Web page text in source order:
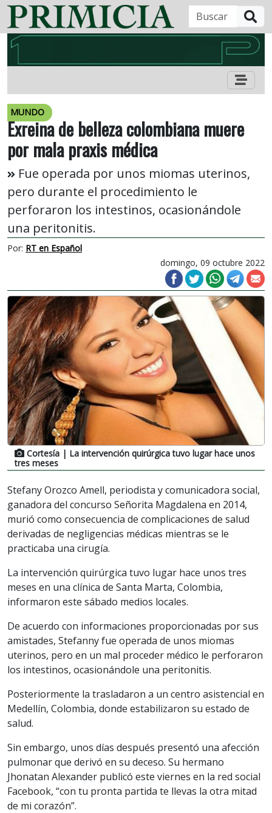
MUNDO
Exreina de belleza colombiana muere
por mala praxis médica
Fue operada por unos miomas uterinos,
pero durante el procedimiento le
perforaron los intestinos, ocasionándole
una peritonitis.
Por: RT en Español
domingo, 09 octubre 2022
Cortesía | La intervención quirúrgica tuvo lugar hace unos
tres meses
Stefany Orozco Amell, periodista y comunicadora social,
ganadora del concurso Señorita Magdalena en 2014,
murió como consecuencia de complicaciones de salud
derivadas de negligencias médicas mientras se le
practicaba una cirugía.
La intervención quirúrgica tuvo lugar hace unos tres
meses en una clínica de Santa Marta, Colombia,
informaron este sábado medios locales.
De acuerdo con informaciones proporcionadas por sus
amistades, Stefanny fue operada de unos miomas
uterinos, pero en un mal proceder médico le perforaron
los intestinos, ocasionándole una peritonitis.
Posteriormente la trasladaron a un centro asistencial en
Medellín, Colombia, donde estabilizaron su estado de
salud.
Sin embargo, unos días después presentó una afección
pulmonar que derivó en su deceso. Su hermano
Jhonatan Alexander publicó este viernes en la red social
Facebook, “con tu pronta partida te llevas la otra mitad
de mi corazón”.